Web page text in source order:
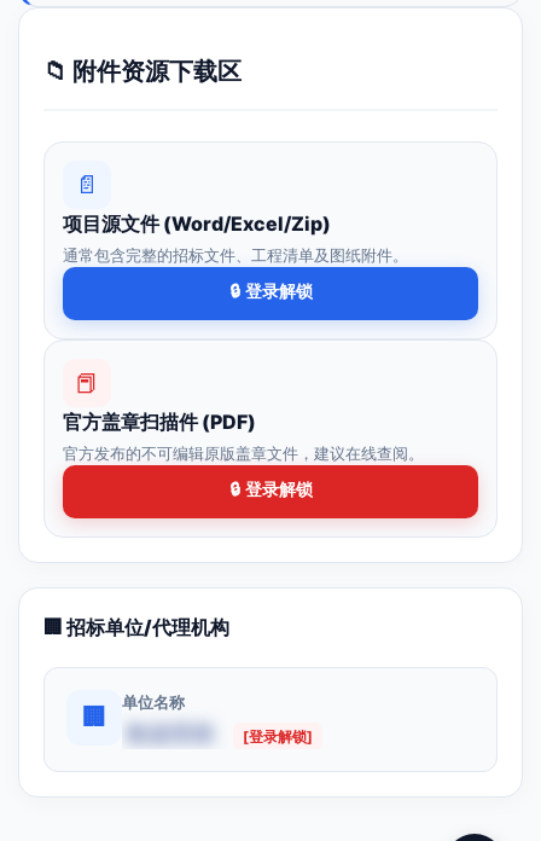
📁 附件资源下载区
📄
项目源文件 (Word/Excel/Zip)
通常包含完整的招标文件、工程清单及图纸附件。
🔒 登录解锁
📕
官方盖章扫描件 (PDF)
官方发布的不可编辑原版盖章文件，建议在线查阅。
🔒 登录解锁
🏢 招标单位/代理机构
🏢
单位名称
[登录解锁]